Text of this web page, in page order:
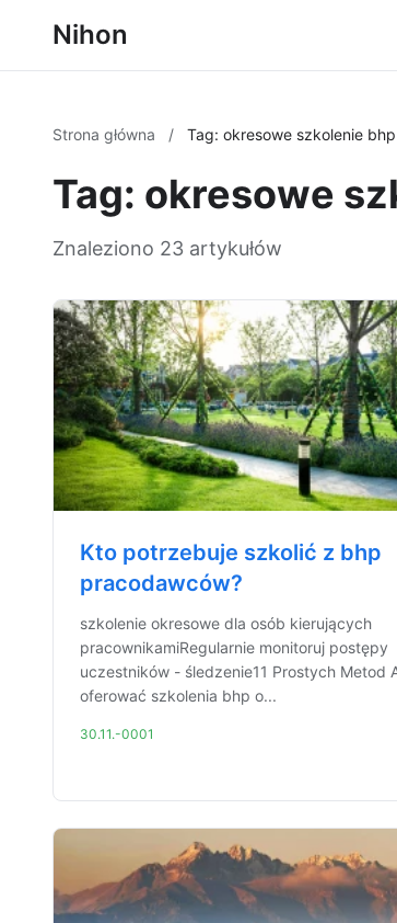
Nihon
Strona główna / Tag: okresowe szkolenie
Tag: okresowe
Znaleziono 23 artykułów
Kto potrzebuje szkolić z bhp
pracodawców?
szkolenie okresowe dla osób kierujących
pracownikamiRegularnie monitoruj postępy
uczestników - śledzenie11 Prostych Metod
oferować szkolenia bhp o...
30.11.-0001